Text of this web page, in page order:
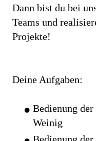
Dann bist du bei
Teams und
Projekte!
Deine Aufgaben:
Bedienung
Weinig